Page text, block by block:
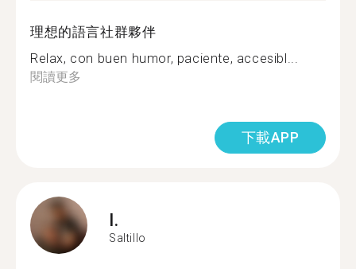
理想的語言社群夥伴
Relax, con buen humor, paciente, accesibl...
閱讀更多
下載APP
I.
Saltillo